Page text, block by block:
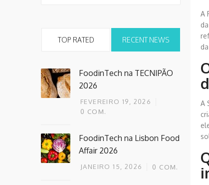
A
A
TOP RATED RECENT NEWS
FoodinTech na TECNIPÃO
2026
FEVEREIRO 19, 2026
0 COM.
FoodinTech na Lisbon Food
Affair 2026
JANEIRO 15, 2026 0 COM.